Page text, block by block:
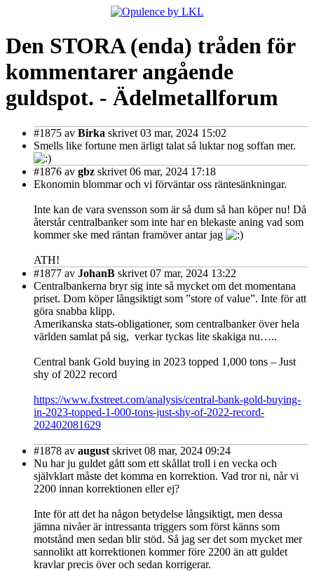
Den STORA (enda) tråden för
kommentarer angående
guldspot. - Ädelmetallforum
#1875 av Birka skrivet 03 mar, 2024 15:02
Smells like fortune men ärligt talat så luktar nog soffan mer.
#1876 av gbz skrivet 06 mar, 2024 17:18
Ekonomin blommar och vi förväntar oss räntesänkningar.
Inte kan de vara svensson som är så dum så han köper nu! Då
återstår centralbanker som inte har en blekaste aning vad som
kommer ske med räntan framöver antar jag
ATH!
#1877 av JohanB skrivet 07 mar, 2024 13:22
Centralbankerna bryr sig inte så mycket om det momentana
priset. Dom köper långsiktigt som ”store of value”. Inte för att
göra snabba klipp.
Amerikanska stats-obligationer, som centralbanker över hela
världen samlat på sig, verkar tyckas lite skakiga nu…..
Central bank Gold buying in 2023 topped 1,000 tons – Just
shy of 2022 record
https://www.fxstreet.com/analysis/central-bank-gold-buying-
in-2023-topped-1-000-tons-just-shy-of-2022-record-
202402081629
#1878 av august skrivet 08 mar, 2024 09:24
Nu har ju guldet gått som ett skållat troll i en vecka och
självklart måste det komma en korrektion. Vad tror ni, når vi
2200 innan korrektionen eller ej?
Inte för att det ha någon betydelse långsiktigt, men dessa
jämna nivåer är intressanta triggers som först känns som
motstånd men sedan blir stöd. Så jag ser det som mycket mer
sannolikt att korrektionen kommer före 2200 än att guldet
kravlar precis över och sedan korrigerar.